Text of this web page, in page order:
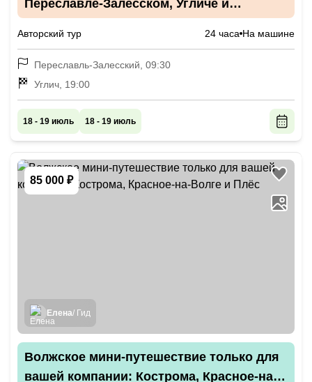
Переславле-Залесском, Угличе и
Авторский тур 24 часа На машине
Переславль-Залесский, 09:30
Углич, 19:00
18 - 19 июль 18 - 19 июль
85 000 ₽
Елена/ Гид
Волжское мини-путешествие только для
вашей компании: Кострома, Красное-на-